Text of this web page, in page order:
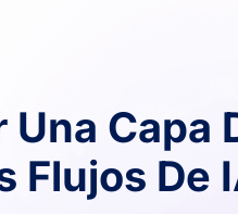
Capa
Flujos De